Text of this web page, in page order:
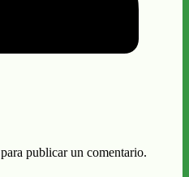
para publicar un comentario.